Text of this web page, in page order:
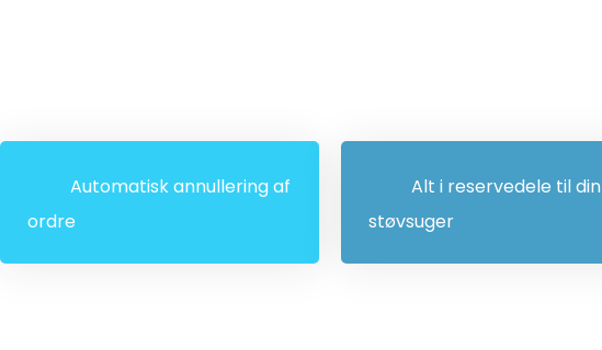
Automatisk annullering af
ordre
Alt i reservedele til din
støvsuger